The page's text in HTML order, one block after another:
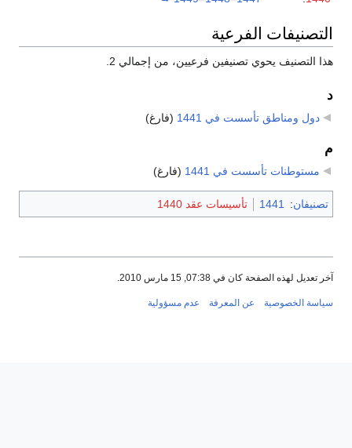
التصنيفات الفرعية
هذا التصنيف يحوي تصنيفين فرعيين، من إجمالي 2.
د
دول ومناطق تأسست في 1441 (فارغ)
م
مستوطنات تأسست في 1441 (فارغ)
تصنيفان:
1441 تأسيسات عقد 1440
آخر تعديل لهذه الصفحة كان في 07:38, 15 مارس 2010.
سياسة الخصوصية عن المعرفة عدم مسؤولية